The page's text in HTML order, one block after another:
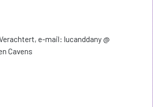
e-mail: lucanddany @
Cavens